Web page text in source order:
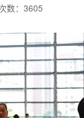
数：3605